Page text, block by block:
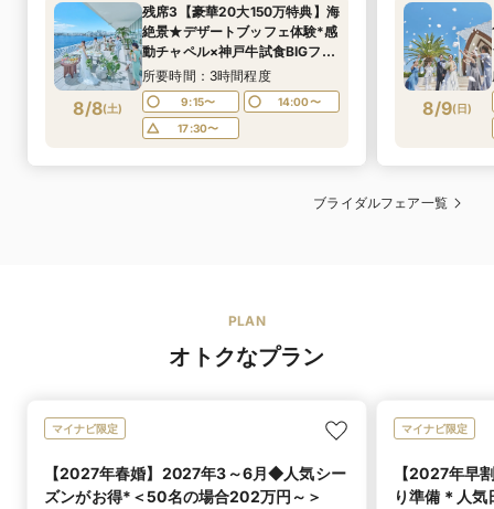
8/8(土)
残席3【豪華20大150万特典】海
絶景★デザートブッフェ体験*感
動チャペル×神戸牛試食BIGフェ
ア★1件目来館限定で4万円相当
ペア宿泊券プレゼント★≪マイ
ナビ限定特典あり≫
所要時間：3時間程度
9:15〜
14:00〜
17:30〜
8/9(日)
ブライダルフェア一覧
PLAN
オトクなプラン
マイナビ限定
【2027年春婚】2027年3～6月◆人気シー
ズンがお得*＜50名の場合202万円～＞
マイナビ限定
【2027年早
り準備＊人